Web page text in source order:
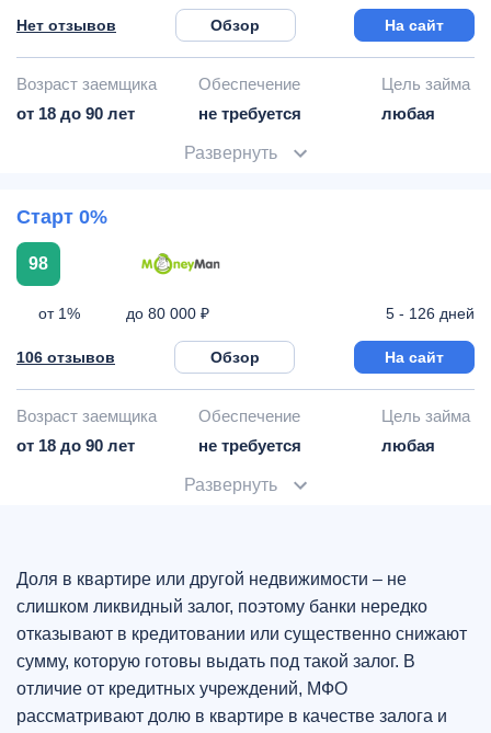
Нет отзывов Обзор На сайт
Возраст заемщика Обеспечение
Цель займа
от 18 до 90 лет
не требуется любая
Развернуть
Старт 0%
98
от 1% до 80 000 ₽ 5 - 126 дней
106 отзывов Обзор На сайт
Возраст заемщика Обеспечение
Цель займа
от 18 до 90 лет
не требуется любая
Развернуть
Доля в квартире или другой недвижимости – не
слишком ликвидный залог, поэтому банки нередко
отказывают в кредитовании или существенно снижают
сумму, которую готовы выдать под такой залог. В
отличие от кредитных учреждений, МФО
рассматривают долю в квартире в качестве залога и